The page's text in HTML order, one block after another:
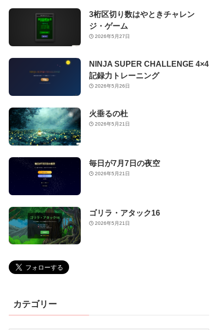
3桁区切り数はやときチャレン
ジ・ゲーム
2026年5月27日
NINJA SUPER CHALLENGE 4×4
記録力トレーニング
2026年5月26日
火垂るの杜
2026年5月21日
毎日が7月7日の夜空
2026年5月21日
ゴリラ・アタック16
2026年5月21日
カテゴリー